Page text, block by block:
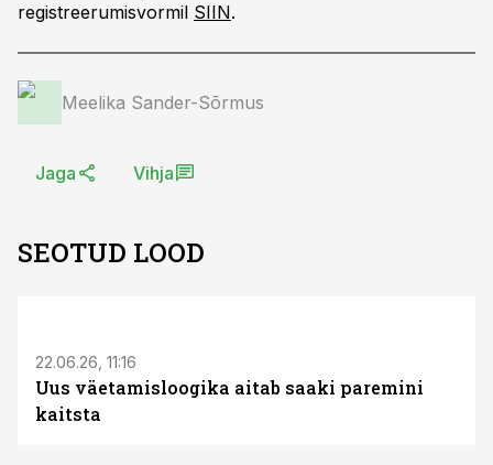
registreerumisvormil SIIN.
Meelika Sander-Sõrmus
Jaga Vihja
SEOTUD LOOD
22.06.26, 11:16
Uus väetamisloogika aitab saaki paremini
kaitsta